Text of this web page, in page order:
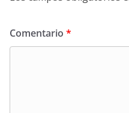
Comentario *